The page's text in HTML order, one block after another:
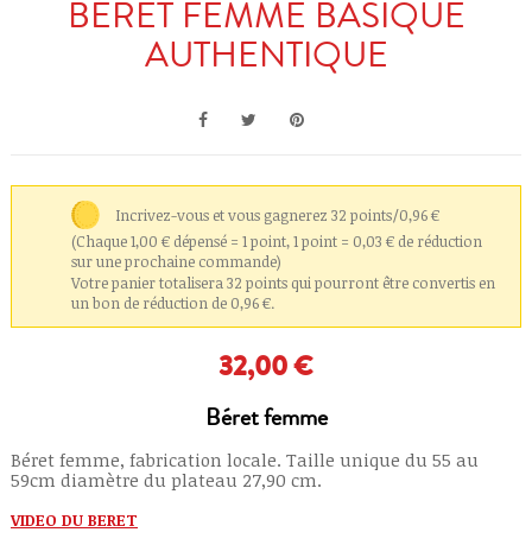
BÉRET FEMME BASIQUE
AUTHENTIQUE
Incrivez-vous et vous gagnerez 32 points/0,96 €
(Chaque 1,00 € dépensé = 1 point, 1 point = 0,03 € de réduction
sur une prochaine commande)
Votre panier totalisera 32 points qui pourront être convertis en
un bon de réduction de 0,96 €.
32,00 €
Béret femme
Béret femme, fabrication locale. Taille unique du 55 au
59cm diamètre du plateau 27,90 cm.
VIDEO DU BERET